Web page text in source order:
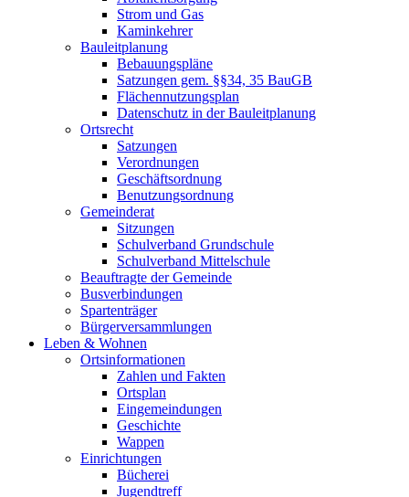
Strom und Gas
Kaminkehrer
Bauleitplanung
Bebauungspläne
Satzungen gem. §§34, 35 BauGB
Flächennutzungsplan
Datenschutz in der Bauleitplanung
Ortsrecht
Satzungen
Verordnungen
Geschäftsordnung
Benutzungsordnung
Gemeinderat
Sitzungen
Schulverband Grundschule
Schulverband Mittelschule
Beauftragte der Gemeinde
Busverbindungen
Spartenträger
Bürgerversammlungen
Leben & Wohnen
Ortsinformationen
Zahlen und Fakten
Ortsplan
Eingemeindungen
Geschichte
Wappen
Einrichtungen
Bücherei
Jugendtreff